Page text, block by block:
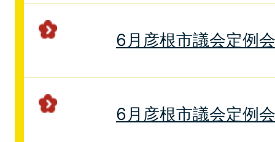
6月彦根市議会定例
6月彦根市議会定例